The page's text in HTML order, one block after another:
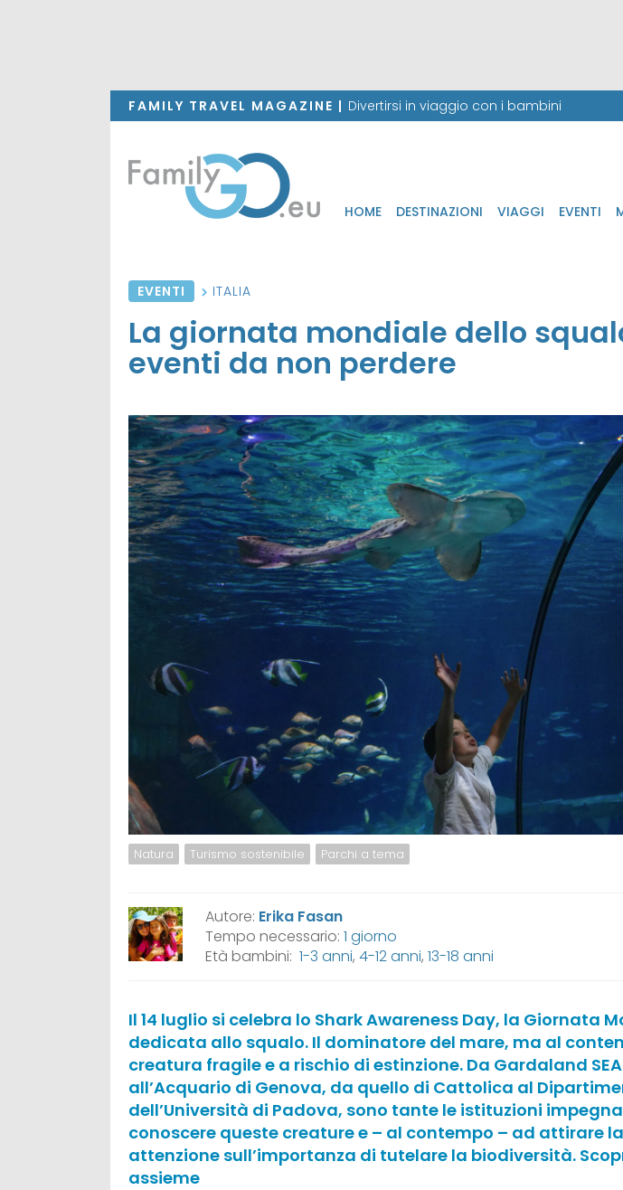
FAMILY TRAVEL MAGAZINE | Divertirsi in viaggio con i bambini
HOME DESTINAZIONI VIAGGI EVENTI
EVENTI ITALIA
La giornata mondiale dello
eventi da non perdere
Natura Turismo sostenibile Parchi a tema
Autore: Erika Fasan
Tempo necessario: 1 giorno
Età bambini: 1-3 anni, 4-12 anni, 13-18 anni
Il 14 luglio si celebra lo Shark Awareness Day, la Giornata
dedicata allo squalo. Il dominatore del mare, ma al
creatura fragile e a rischio di estinzione. Da Gardaland SEA
all’Acquario di Genova, da quello di Cattolica al
dell’Università di Padova, sono tante le istituzioni
conoscere queste creature e – al contempo – ad attirare
attenzione sull’importanza di tutelare la biodiversità.
assieme